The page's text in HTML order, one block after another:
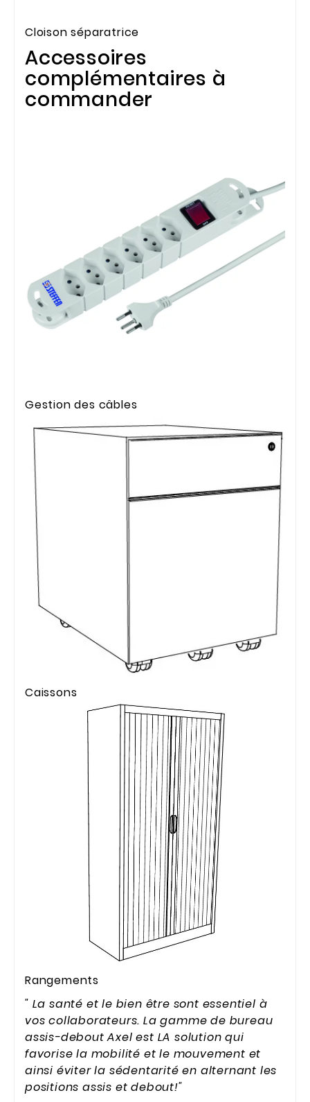
Cloison séparatrice
Accessoires
complémentaires à
commander
Gestion des câbles
Caissons
Rangements
" La santé et le bien être sont essentiel à
vos collaborateurs. La gamme de bureau
assis-debout Axel est LA solution qui
favorise la mobilité et le mouvement et
ainsi éviter la sédentarité en alternant les
positions assis et debout!"